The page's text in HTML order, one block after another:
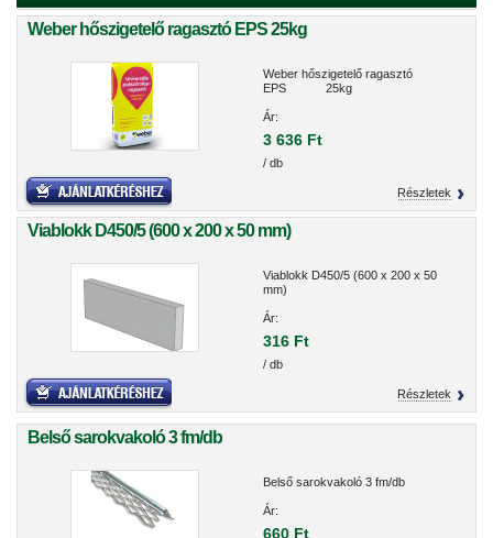
Weber hőszigetelő ragasztó EPS 25kg
Weber hőszigetelő ragasztó
EPS 25kg
Ár:
3 636 Ft
/ db
Részletek
Viablokk D450/5 (600 x 200 x 50 mm)
Viablokk D450/5 (600 x 200 x 50
mm)
Ár:
316 Ft
/ db
Részletek
Belső sarokvakoló 3 fm/db
Belső sarokvakoló 3 fm/db
Ár:
660 Ft